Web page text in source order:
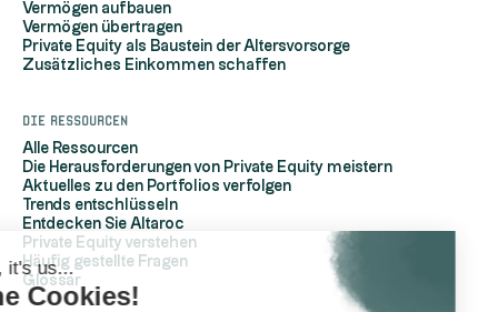
Hi, it's us...
the Cookies!
Vermögen aufbauen
Vermögen übertragen
Private Equity als Baustein der Altersvorsorge
Zusätzliches Einkommen schaffen
Die Ressourcen
Alle Ressourcen
Die Herausforderungen von Private Equity meistern
Aktuelles zu den Portfolios verfolgen
Trends entschlüsseln
Entdecken Sie Altaroc
Private Equity verstehen
Häufig gestellte Fragen
Glossar